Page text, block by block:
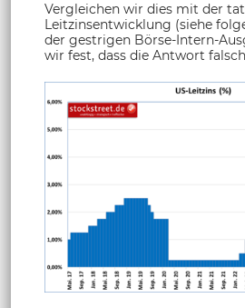
Vergleichen wir dies mit der
Leitzinsentwicklung (siehe
der gestrigen Börse-Intern-
wir fest, dass die Antwort